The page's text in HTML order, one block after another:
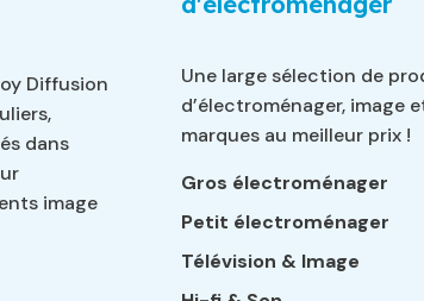
Diffusion
dans
image
Une large sélection de
d’électroménager, image
marques au meilleur prix !
Gros électroménager
Petit électroménager
Télévision & Image